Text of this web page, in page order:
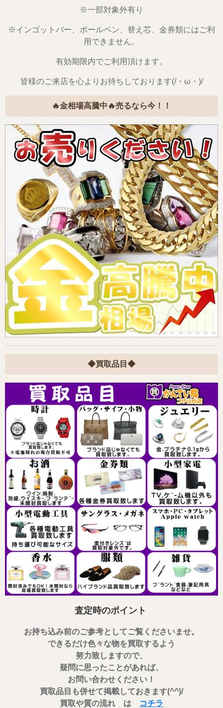
※一部対象外有り
※インゴットバー、ボールペン、替え芯、金券類にはご利
用できません。
有効期限内でご利用頂けます。
皆様のご来店を心よりお待ちしております(/・ω・)/
🔥金相場高騰中🔥売るなら今！！
◆買取品目◆
査定時のポイント
お持ち込み前のご参考としてご覧くださいませ。
できるだけ色々な物を買取するよう
努力致しますので、
疑問に思ったことがあれば、
お問い合わせください！
買取品目も併せて掲載しておきます(^^)/
買取や質の流れ は
コチラ